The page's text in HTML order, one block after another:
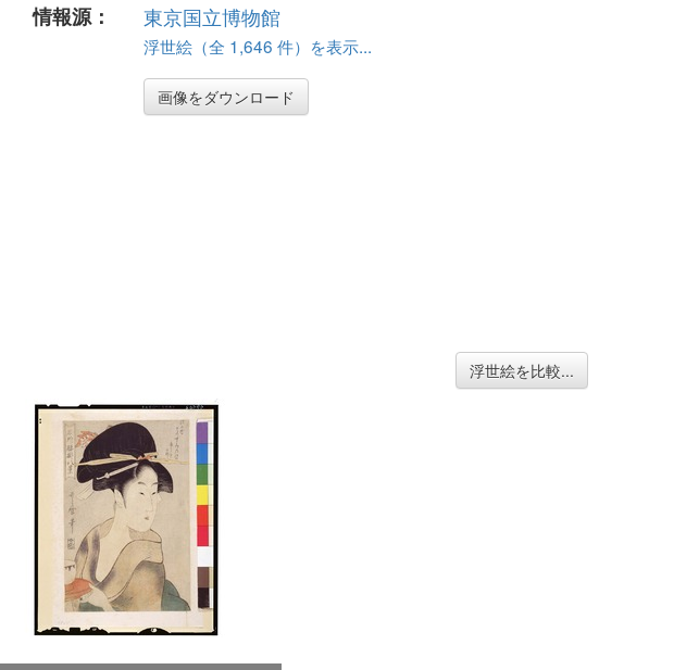
情報源：
東京国立博物館
浮世絵（全 1,646 件）を表示...
画像をダウンロード
浮世絵を比較...